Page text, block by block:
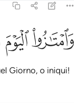
وامتازوا اليوم ايها
وَٱمْتَـٰزُوا۟ ٱلْيَوْمَ
ﱞﱟ
Giorno, o iniqui!